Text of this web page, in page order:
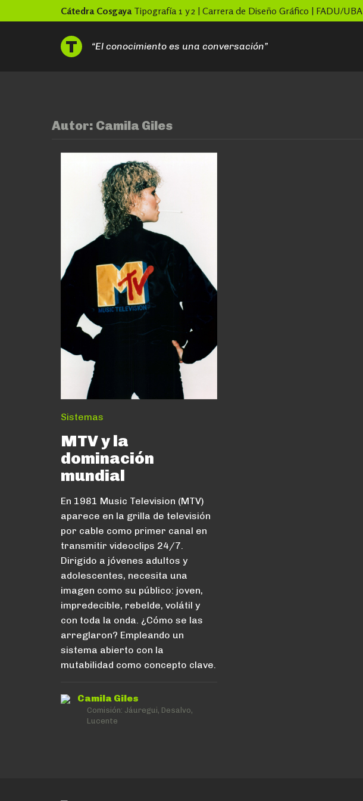
Skip
to
Cátedra CosgayaTipografía 1 y 2 | Carrera de Diseño Gráfico | FADU/UBA
“El conocimiento es una conversación”
Autor: Camila Giles
Sistemas
MTV y la
dominación
mundial
En 1981 Music Television (MTV)
aparece en la grilla de televisión
por cable como primer canal en
transmitir videoclips 24/7.
Dirigido a jóvenes adultos y
adolescentes, necesita una
imagen como su público: joven,
impredecible, rebelde, volátil y
con toda la onda. ¿Cómo se las
arreglaron? Empleando un
sistema abierto con la
mutabilidad como concepto clave.
Camila Giles
Comisión: Jáuregui, Desalvo,
Lucente